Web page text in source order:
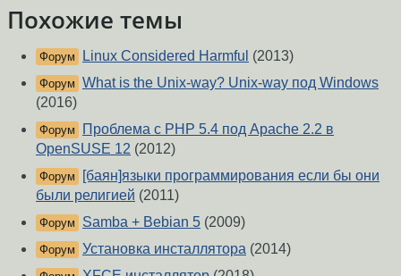
Похожие темы
Форум Linux Considered Harmful (2013)
Форум What is the Unix-way? Unix-way под Windows
(2016)
Форум
Проблема с PHP 5.4 под Apache 2.2 в
OpenSUSE 12 (2012)
Форум
[баян]языки программирования если бы они
были религией (2011)
Форум Samba + Bebian 5 (2009)
Форум Установка инсталлятора (2014)